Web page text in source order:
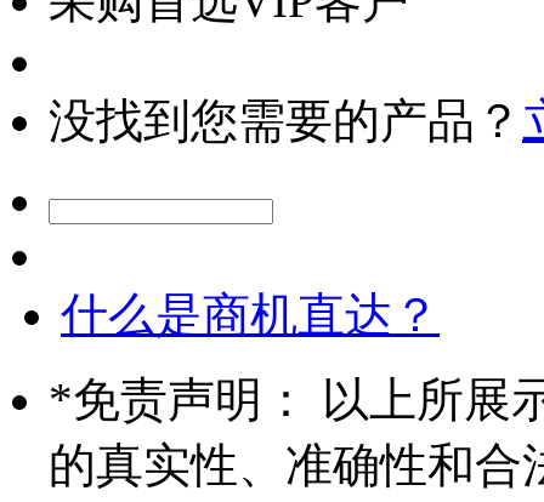
没找到您需要的产品？
什么是商机直达？
*免责声明： 以上所展
的真实性、准确性和合